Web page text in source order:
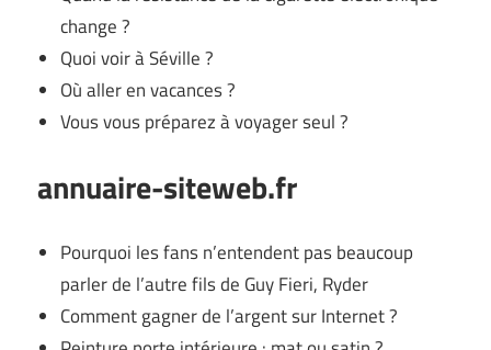
change ?
Quoi voir à Séville ?
Où aller en vacances ?
Vous vous préparez à voyager seul ?
annuaire-siteweb.fr
Pourquoi les fans n’entendent pas beaucoup
parler de l’autre fils de Guy Fieri, Ryder
Comment gagner de l’argent sur Internet ?